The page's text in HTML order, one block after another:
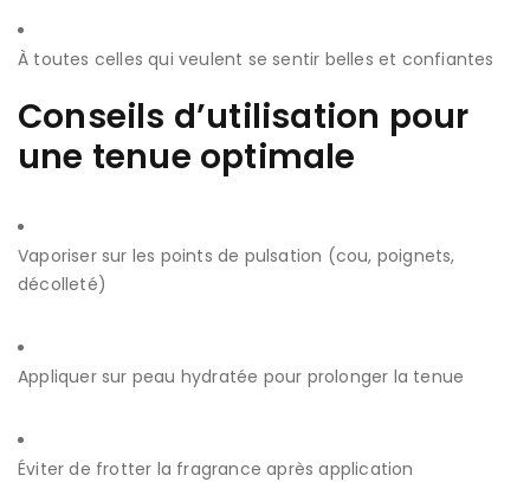
À toutes celles qui veulent se sentir belles et confiantes
Conseils d’utilisation pour
une tenue optimale
Vaporiser sur les points de pulsation (cou, poignets,
décolleté)
Appliquer sur peau hydratée pour prolonger la tenue
Éviter de frotter la fragrance après application